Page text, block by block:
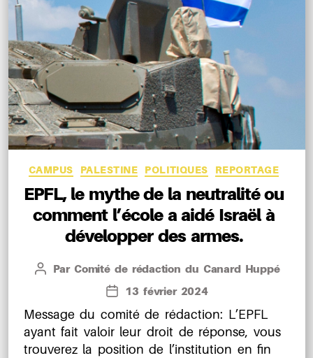
Catégories
CAMPUS PALESTINE POLITIQUES REPORTAGE
EPFL, le mythe de la neutralité ou
comment l’école a aidé Israël à
développer des armes.
Auteur
Par Comité de rédaction du Canard Huppé
Date
l’article
13 février 2024
Message du comité de rédaction: L’EPFL
ayant fait valoir leur droit de réponse, vous
trouverez la position de l’institution en fin